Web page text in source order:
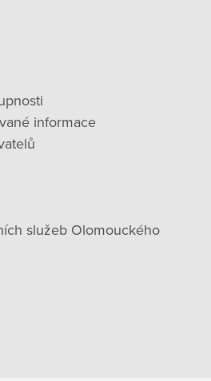
informace
služeb Olomouckého